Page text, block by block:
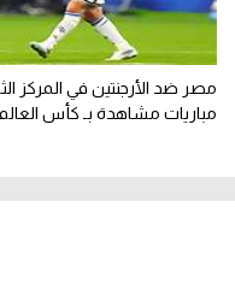
مباريات مشاهدة بـ كأس العالم